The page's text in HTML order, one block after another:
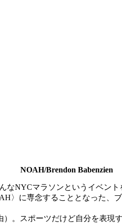
NOAH/Brendon Babenzien
なNYCマラソンというイベン
〉に専念することとなった
）。スポーツだけど自分を表